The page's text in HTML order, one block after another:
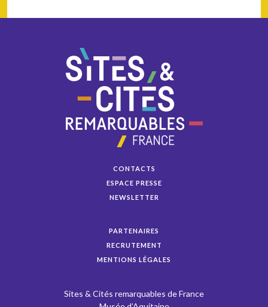
CONTACTS
ESPACE PRESSE
NEWSLETTER
PARTENAIRES
RECRUTEMENT
MENTIONS LÉGALES
Sites & Cités remarquables de France